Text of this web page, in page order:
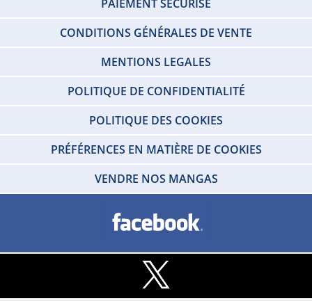
PAIEMENT SÉCURISÉ
CONDITIONS GÉNÉRALES DE VENTE
MENTIONS LEGALES
POLITIQUE DE CONFIDENTIALITÉ
POLITIQUE DES COOKIES
PRÉFÉRENCES EN MATIÈRE DE COOKIES
VENDRE NOS MANGAS